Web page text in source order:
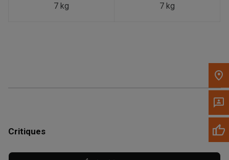
Veuillez mettre à jour le code postal 'Livrer à' dans le volet de
7 kg 7 kg
Critiques